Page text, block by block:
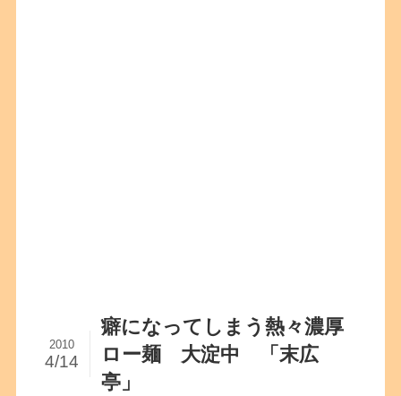
癖になってしまう熱々濃厚
ロー麺 大淀中 「末広
亭」
2010
4/14